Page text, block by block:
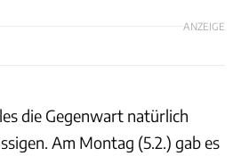
ANZEIGE
die Gegenwart natürlich
Am Montag (5.2.) gab es